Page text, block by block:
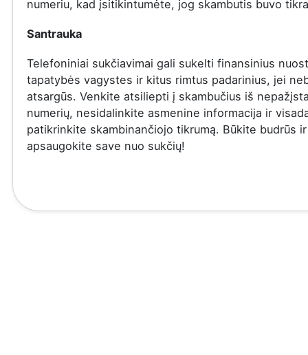
numeriu, kad įsitikintumėte, jog skambutis buvo
Santrauka
Telefoniniai sukčiavimai gali sukelti finansinius
tapatybės vagystes ir kitus rimtus padarinius, jei
atsargūs. Venkite atsiliepti į skambučius iš
numerių, nesidalinkite asmenine informacija ir
patikrinkite skambinančiojo tikrumą. Būkite budrūs ir
apsaugokite save nuo sukčių!